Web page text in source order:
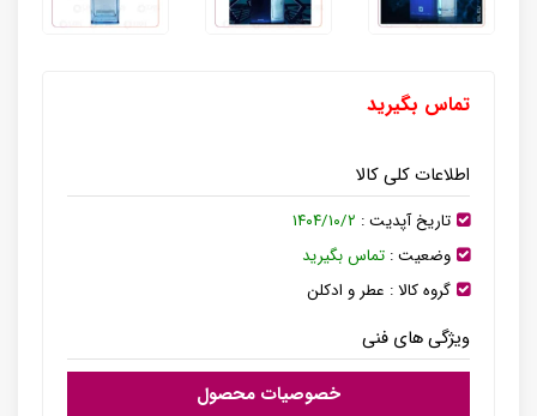
تماس بگیرید
اطلاعات کلی کالا
تاریخ آپدیت : ۱۴۰۴/۱۰/۲
وضعیت : تماس بگیرید
گروه کالا : عطر و ادکلن
ویژگی های فنی
خصوصیات محصول